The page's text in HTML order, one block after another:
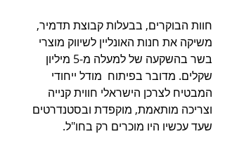
חוות הבוקרים, בבעלות קבוצת תדמיר,
משיקה את חנות האונליין לשיווק מוצרי
בשר בהשקעה של למעלה מ-5 מיליון
שקלים. מדובר בפיתוח  מודל ייחודי
המבטיח לצרכן הישראלי חווית קנייה
וצריכה מותאמת, מוקפדת ובסטנדרטים
שעד עכשיו היו מוכרים רק בחו"ל.